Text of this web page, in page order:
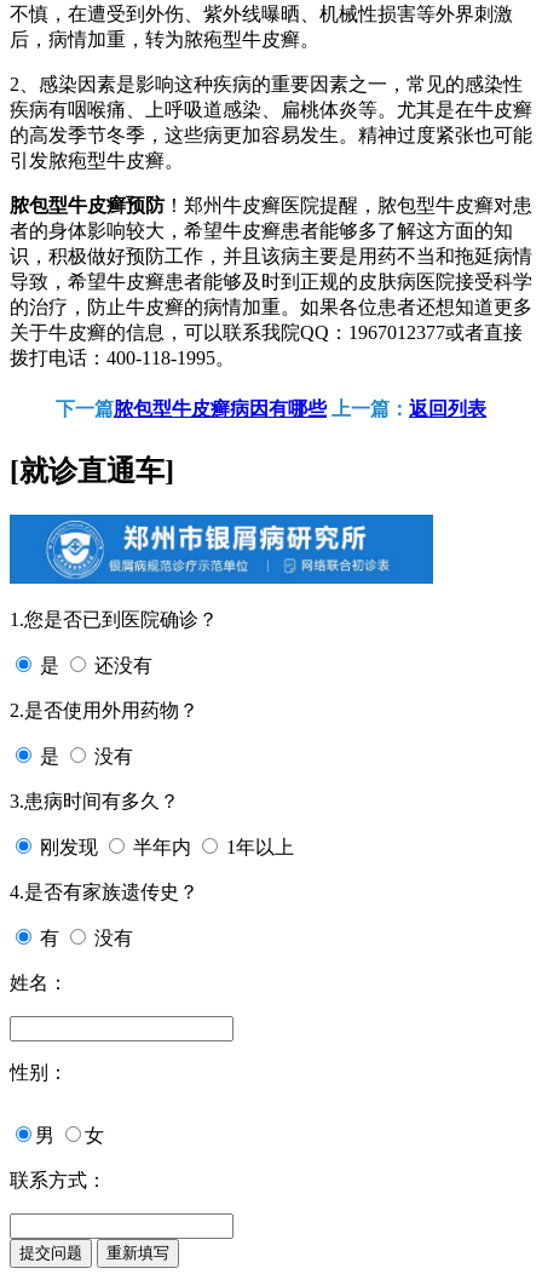
不慎，在遭受到外伤、紫外线曝晒、机械性损害等外界刺激
后，病情加重，转为脓疱型牛皮癣。
2、感染因素是影响这种疾病的重要因素之一，常见的感染性
疾病有咽喉痛、上呼吸道感染、扁桃体炎等。尤其是在牛皮癣
的高发季节冬季，这些病更加容易发生。精神过度紧张也可能
引发脓疱型牛皮癣。
脓包型牛皮癣预防！郑州牛皮癣医院提醒，脓包型牛皮癣对患
者的身体影响较大，希望牛皮癣患者能够多了解这方面的知
识，积极做好预防工作，并且该病主要是用药不当和拖延病情
导致，希望牛皮癣患者能够及时到正规的皮肤病医院接受科学
的治疗，防止牛皮癣的病情加重。如果各位患者还想知道更多
关于牛皮癣的信息，可以联系我院QQ：1967012377或者直接
拨打电话：400-118-1995。
下一篇脓包型牛皮癣病因有哪些上一篇： 返回列表
[就诊直通车]
1.您是否已到医院确诊？
是 还没有
2.是否使用外用药物？
是 没有
3.患病时间有多久？
刚发现 半年内 1年以上
4.是否有家族遗传史？
有 没有
姓名：
性别：
男 女
联系方式：